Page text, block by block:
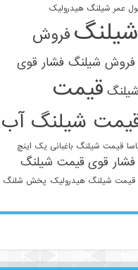
عمر شیلنگ هیدرولیک
فروش
فروش شیلنگ فشار قوی
قیمت
شیلنگ آب
قیمت شیلنگ باغبانی یک اینچ
قوی قیمت شیلنگ
قیمت شیلنگ هیدرولیک پخش شلنگ